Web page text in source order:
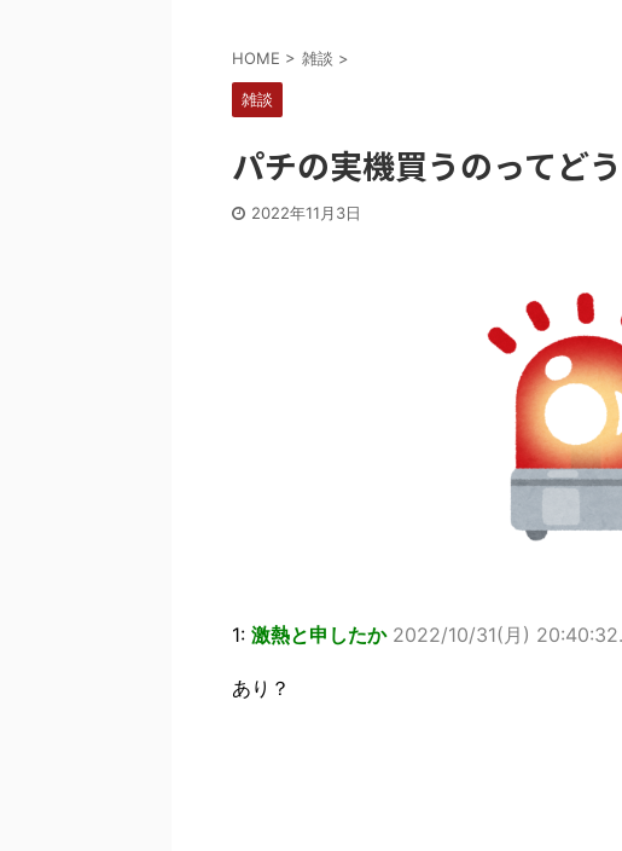
HOME > 雑談 >
雑談
パチの実機買うのってど
2022年11月3日
1: 激熱と申したか 2022/10/31(月)
あり？